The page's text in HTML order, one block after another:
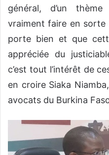
général, d’un thème
vraiment faire en sorte
porte bien et que
appréciée du
c’est tout l’intérêt de
en croire Siaka
avocats du Burkina